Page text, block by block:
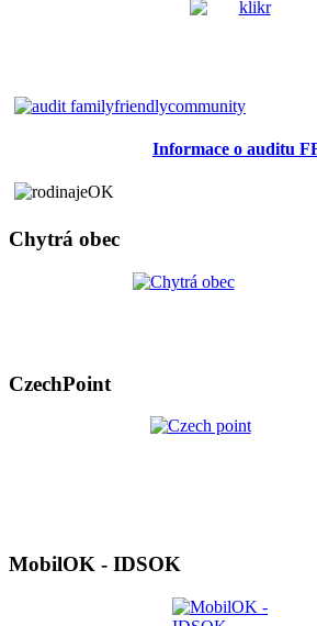
Informace o auditu
Chytrá obec
CzechPoint
MobilOK - IDSOK